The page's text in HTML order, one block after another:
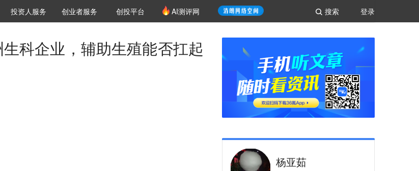
登录
搜索
VClub投资机构库
投资机构职位推介
投资人服务 创投氪堂
创业者服务 创投平台 AI测评网
科企业，辅助生殖能否扛起
杨亚茹